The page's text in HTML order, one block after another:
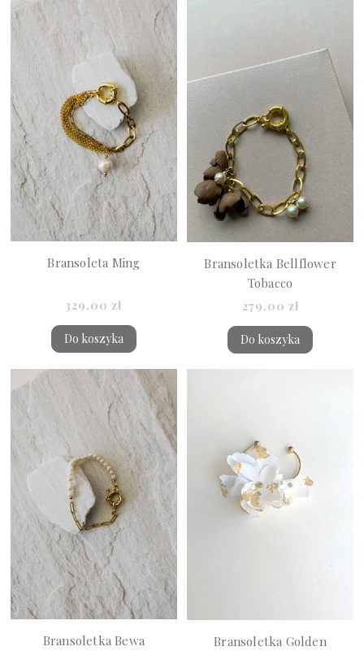
Bransoleta Ming
329,00 zł
Do koszyka
Bransoletka Bellflower
Tobacco
279,00 zł
Do koszyka
Bransoletka Bewa
Bransoletka Golden